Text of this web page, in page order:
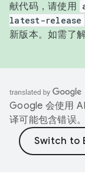
献代码，请使用
latest-release
新版本。如需了
Google 会使用
译可能包含错误。